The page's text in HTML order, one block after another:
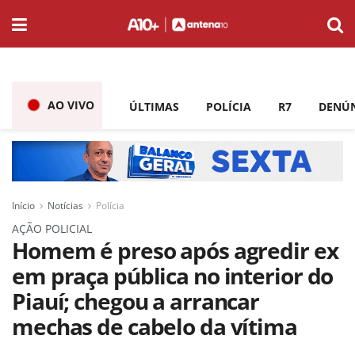
AO VIVO ÚLTIMAS POLÍCIA R7
Início Notícias Polícia
AÇÃO POLICIAL
Homem é preso após agredir ex
em praça pública no interior do
Piauí; chegou a arrancar
mechas de cabelo da vítima